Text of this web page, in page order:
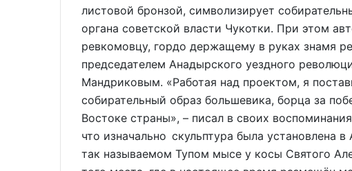
листовой бронзой, символизирует
органа советской власти Чукотки. При этом
ревкомовцу, гордо держащему в руках знамя
председателем Анадырского уездного
Мандриковым. «Работая над проектом, я
собирательный образ большевика, борца за
Востоке страны», – писал в своих
что изначально скульптура была установлена
так называемом Тупом мысе у косы Святого